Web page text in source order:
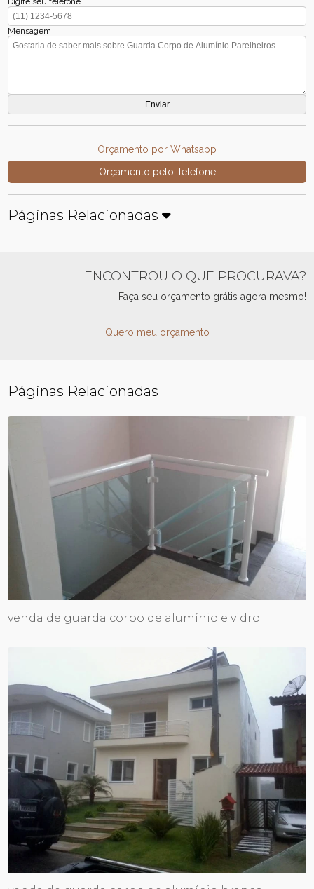
Mensagem
Orçamento por Whatsapp
Orçamento pelo Telefone
Páginas Relacionadas
ENCONTROU O QUE PROCURAVA?
Faça seu orçamento grátis agora mesmo!
Quero meu orçamento
Páginas Relacionadas
venda de guarda corpo de alumínio e vidro